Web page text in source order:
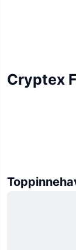
Cryptex